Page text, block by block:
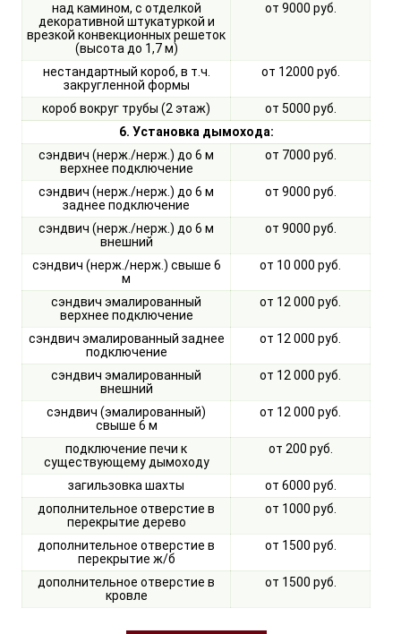
над камином, с отделкой
декоративной штукатуркой и
врезкой конвекционных решеток
(высота до 1,7 м)
от 9000 руб.
нестандартный короб, в т.ч.
закругленной формы
от 12000 руб.
короб вокруг трубы (2 этаж)
от 5000 руб.
6. Установка дымохода:
сэндвич (нерж./нерж.) до 6 м
верхнее подключение
от 7000 руб.
сэндвич (нерж./нерж.) до 6 м
заднее подключение
от 9000 руб.
сэндвич (нерж./нерж.) до 6 м
внешний
от 9000 руб.
сэндвич (нерж./нерж.) свыше 6
м
от 10 000 руб.
сэндвич эмалированный
верхнее подключение
от 12 000 руб.
сэндвич эмалированный заднее
подключение
от 12 000 руб.
сэндвич эмалированный
внешний
от 12 000 руб.
сэндвич (эмалированный)
свыше 6 м
от 12 000 руб.
подключение печи к
существующему дымоходу
от 200 руб.
загильзовка шахты
от 6000 руб.
дополнительное отверстие в
перекрытие дерево
от 1000 руб.
дополнительное отверстие в
перекрытие ж/б
от 1500 руб.
дополнительное отверстие в
кровле
от 1500 руб.